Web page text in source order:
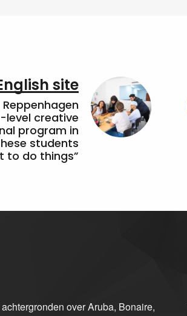
site
creative
program in
students
to do things”
over Aruba, Bonaire,